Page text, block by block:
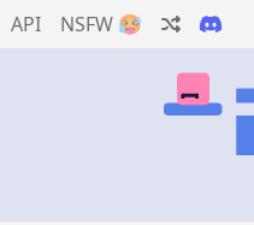
API NSFW 🥵